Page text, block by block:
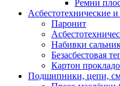
Ремни
Асбестотехнические
Паронит
Набивки
Безасбестовая
Картон
Подшипники, цепи,